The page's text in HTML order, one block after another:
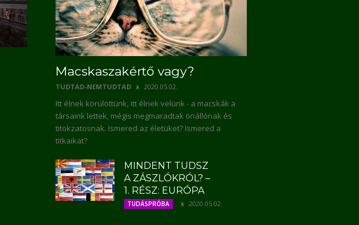
Macskaszakértő vagy?
TUDTAD-NEMTUDTAD 2020.05.02.
Itt élnek körülöttünk, itt élnek velünk - a macskák a
társaink lettek, mégis megmaradtak önállónak és
titokzatosnak. Ismered az életüket? Ismered a
titkaikat?
MINDENT TUDSZ
A ZÁSZLÓKRÓL? –
1. RÉSZ: EURÓPA
TUDÁSPRÓBA 2020.05.02.